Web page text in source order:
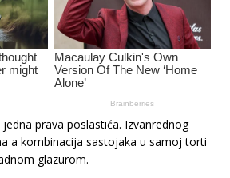
prava poslastića. Izvanrednog
a kombinacija sastojaka u samoj torti
glazurom.